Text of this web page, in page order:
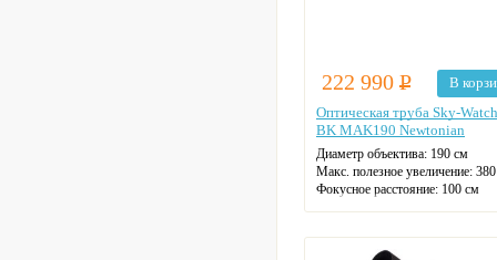
222 990 Р
В
Оптическая труба Sky-
BK MAK190 Newtonian
Диаметр объектива: 190 см
Макс. полезное увеличение: 380
Фокусное расстояние: 100 см